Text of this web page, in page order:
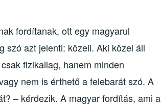
fordítanak, ott egy magyarul
szó azt jelenti: közeli. Aki közel áll
fizikailag, hanem minden
nem is érthető a felebarát szó. A
– kérdezik. A magyar fordítás, ami a